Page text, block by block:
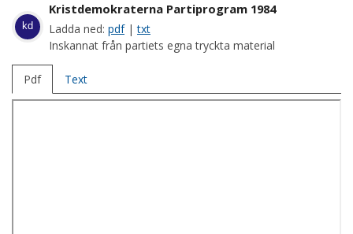
kd
Kristdemokraterna Partiprogram 1984
Ladda ned: pdf|txt
Inskannat från partiets egna tryckta material
Pdf Text